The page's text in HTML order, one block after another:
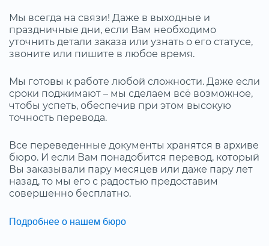
Мы всегда на связи! Даже в выходные и
праздничные дни, если Вам необходимо
уточнить детали заказа или узнать о его статусе,
звоните или пишите в любое время.
Мы готовы к работе любой сложности. Даже если
сроки поджимают – мы сделаем всё возможное,
чтобы успеть, обеспечив при этом высокую
точность перевода.
Все переведенные документы хранятся в архиве
бюро. И если Вам понадобится перевод, который
Вы заказывали пару месяцев или даже пару лет
назад, то мы его с радостью предоставим
совершенно бесплатно.
Подробнее о нашем бюро